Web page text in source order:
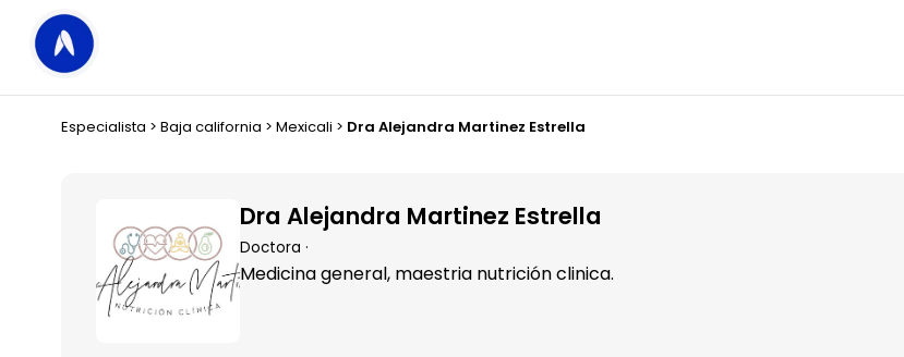
Especialista > Baja california > Mexicali > Dra Alejandra Martinez Estrella
Dra Alejandra Martinez Estrella
Doctora ·
Medicina general, maestria nutrición clinica.